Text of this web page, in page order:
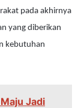
pada akhirnya
yang diberikan
kebutuhan
Jadi